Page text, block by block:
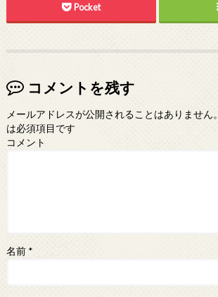
Pocket
コメントを残す
メールアドレスが公開されることはありません。
は必須項目です
コメント
名前 *